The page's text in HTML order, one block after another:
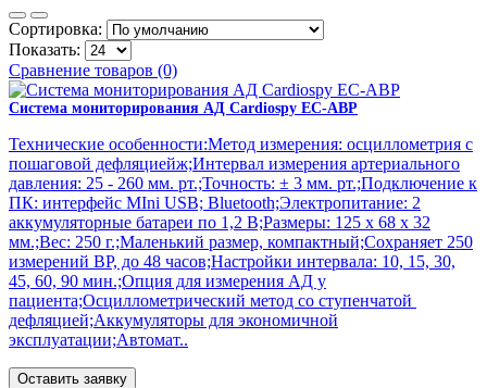
Сортировка:
Показать:
Сравнение товаров (0)
Система мониторирования АД Cardiospy EC-АВР
Технические особенности:Метод измерения: осциллометрия с
пошаговой дефляциейж;Интервал измерения артериального
давления: 25 - 260 мм. рт.;Точность: ± 3 мм. рт.;Подключение к
ПК: интерфейс MIni USB; Bluetooth;Электропитание: 2
аккумуляторные батареи по 1,2 В;Размеры: 125 х 68 х 32
мм.;Вес: 250 г.;Маленький размер, компактный;Сохраняет 250
измерений BP, до 48 часов;Настройки интервала: 10, 15, 30,
45, 60, 90 мин.;Опция для измерения АД у
пациента;Осциллометрический метод со ступенчатой ​​
дефляцией;Аккумуляторы для экономичной
эксплуатации;Автомат..
Оставить заявку